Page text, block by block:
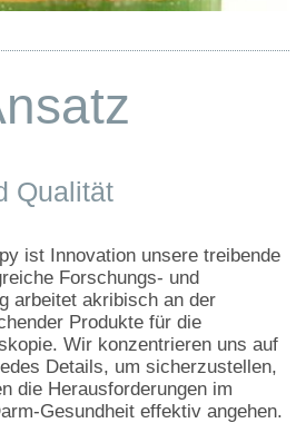
Qualität
ist Innovation unsere treibende
Forschungs- und
arbeitet akribisch an der
Produkte für die
Wir konzentrieren uns auf
Details, um sicherzustellen,
die Herausforderungen im
Gesundheit effektiv angehen.